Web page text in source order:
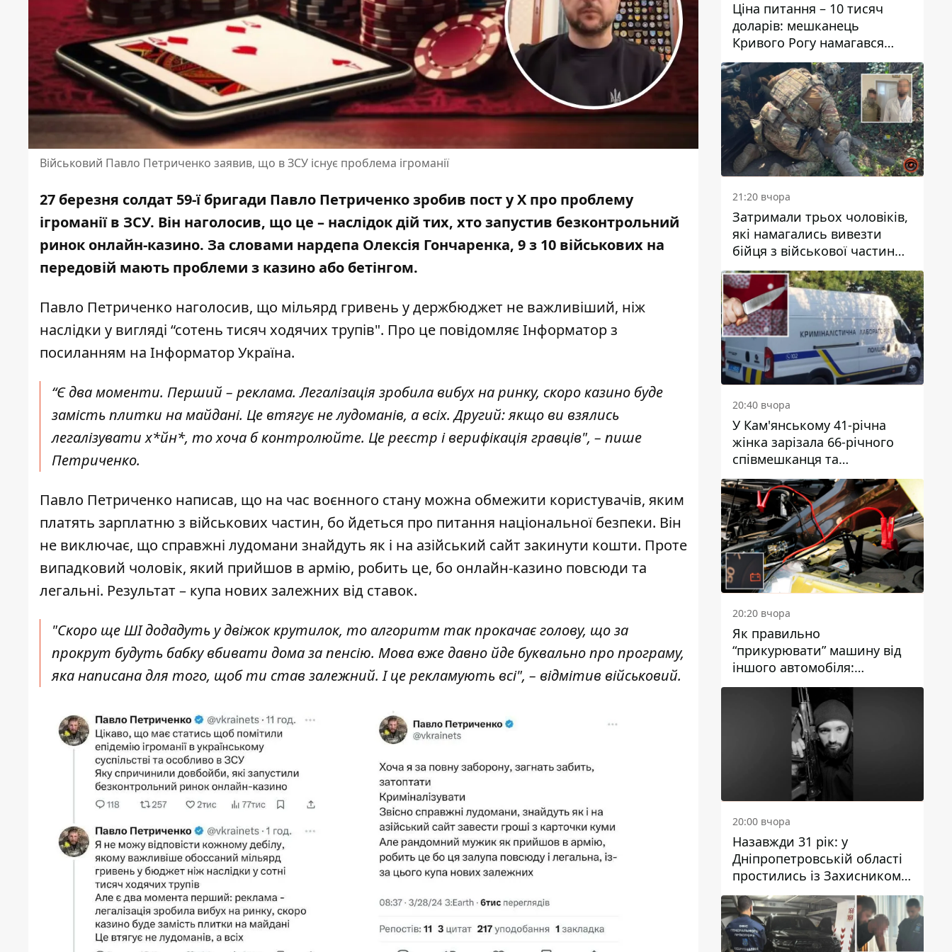
Військовий Павло Петриченко заявив, що в ЗСУ існує проблема ігроманії
27 березня солдат 59-ї бригади Павло Петриченко зробив пост у X про проблему
ігроманії в ЗСУ. Він наголосив, що це – наслідок дій тих, хто запустив безконтрольний
ринок онлайн-казино. За словами нардепа Олексія Гончаренка, 9 з 10 військових на
передовій мають проблеми з казино або бетінгом.
Павло Петриченко наголосив, що мільярд гривень у держбюджет не важливіший, ніж
наслідки у вигляді “сотень тисяч ходячих трупів". Про це повідомляє Інформатор з
посиланням на Інформатор Україна.
“Є два моменти. Перший – реклама. Легалізація зробила вибух на ринку, скоро казино буде
замість плитки на майдані. Це втягує не лудоманів, а всіх. Другий: якщо ви взялись
легалізувати х*йн*, то хоча б контролюйте. Це реєстр і верифікація гравців", – пише
Петриченко.
Павло Петриченко написав, що на час воєнного стану можна обмежити користувачів, яким
платять зарплатню з військових частин, бо йдеться про питання національної безпеки. Він
не виключає, що справжні лудомани знайдуть як і на азійський сайт закинути кошти. Проте
випадковий чоловік, який прийшов в армію, робить це, бо онлайн-казино повсюди та
легальні. Результат – купа нових залежних від ставок.
"Скоро ще ШІ додадуть у двіжок крутилок, то алгоритм так прокачає голову, що за
прокрут будуть бабку вбивати дома за пенсію. Мова вже давно йде буквально про програму,
яка написана для того, щоб ти став залежний. І це рекламують всі", – відмітив військовий.
Ціна питання – 10 тисяч
доларів: мешканець
Кривого Рогу намагався
переправити чоловіка до
Словаччини
21:20 вчора
Затримали трьох чоловіків,
які намагались вивезти
бійця з військової частини
до Дніпра за 7 тисяч
доларів: серед них був лікар
20:40 вчора
У Кам'янському 41-річна
жінка зарізала 66-річного
співмешканця та
намагалась обманути
поліцейських
20:20 вчора
Як правильно
“прикурювати” машину від
іншого автомобіля:
інструкція для водіїв
20:00 вчора
Назавжди 31 рік: у
Дніпропетровській області
простились із Захисником
Олександром Рєпіним